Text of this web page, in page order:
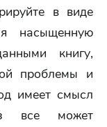
в виде
насыщенную
книгу,
проблемы и
имеет смысл
все может